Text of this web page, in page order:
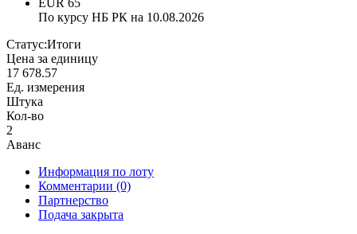
EUR 65
По курсу НБ РК на 10.08.2026
Статус:Итоги
Цена за единицу
17 678.57
Ед. измерения
Штука
Кол-во
2
Аванс
Информация по лоту
Комментарии (0)
Партнерство
Подача закрыта